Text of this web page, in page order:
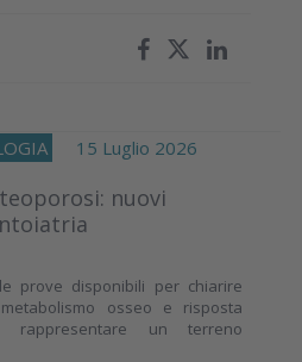
15 Luglio 2026
nuovi
prove disponibili per chiarire
osseo e risposta
rappresentare un terreno